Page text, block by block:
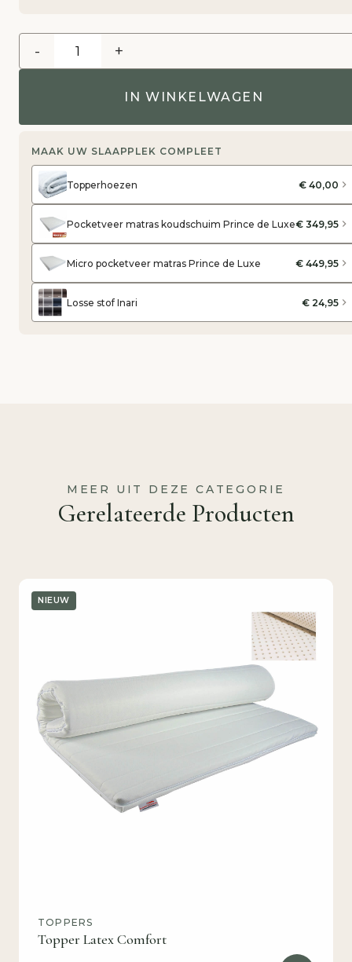
- +
IN WINKELWAGEN
MAAK UW SLAAPPLEK COMPLEET
Topperhoezen € 40,00
Pocketveer matras koudschuim Prince de Luxe€ 349,95
Micro pocketveer matras Prince de Luxe € 449,95
Losse stof Inari € 24,95
MEER UIT DEZE CATEGORIE
Gerelateerde Producten
NIEUW
TOPPERS
Topper Latex Comfort